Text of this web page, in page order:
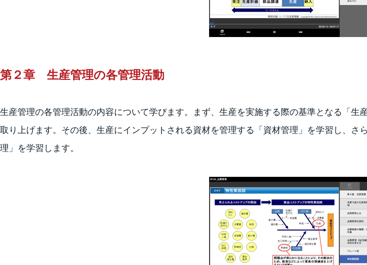
第２章 生産管理の各管理活動
生産管理の各管理活動の内容について学びます。まず、生産を実施する際の基準となる「生
取り上げます。その後、生産にインプットされる資材を管理する「資材管理」を学習し、さ
理」を学習します。